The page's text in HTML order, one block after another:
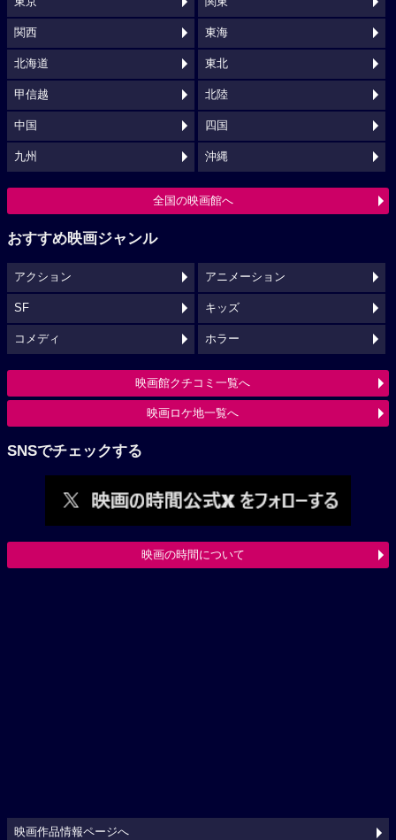
関西 東海
北海道 東北
甲信越 北陸
中国 四国
九州 沖縄
全国の映画館へ
おすすめ映画ジャンル
アクション アニメーション
SF キッズ
コメディ ホラー
映画館クチコミ一覧へ
映画ロケ地一覧へ
SNSでチェックする
映画の時間について
映画作品情報ページへ